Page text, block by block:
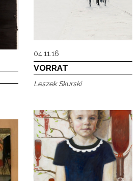
04.11.16
VORRAT
Leszek Skurski